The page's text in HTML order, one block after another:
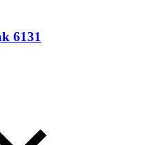
6131